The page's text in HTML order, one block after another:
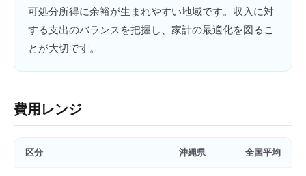
可処分所得に余裕が生まれやすい地域です。収入に対
する支出のバランスを把握し、家計の最適化を図るこ
とが大切です。
費用レンジ
区分 沖縄県 全国平均